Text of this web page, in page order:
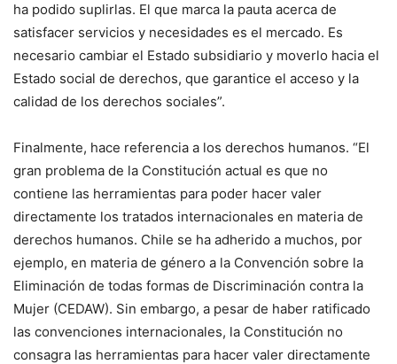
ha podido suplirlas. El que marca la pauta acerca de
satisfacer servicios y necesidades es el mercado. Es
necesario cambiar el Estado subsidiario y moverlo hacia el
Estado social de derechos, que garantice el acceso y la
calidad de los derechos sociales”.
Finalmente, hace referencia a los derechos humanos. “El
gran problema de la Constitución actual es que no
contiene las herramientas para poder hacer valer
directamente los tratados internacionales en materia de
derechos humanos. Chile se ha adherido a muchos, por
ejemplo, en materia de género a la Convención sobre la
Eliminación de todas formas de Discriminación contra la
Mujer (CEDAW). Sin embargo, a pesar de haber ratificado
las convenciones internacionales, la Constitución no
consagra las herramientas para hacer valer directamente